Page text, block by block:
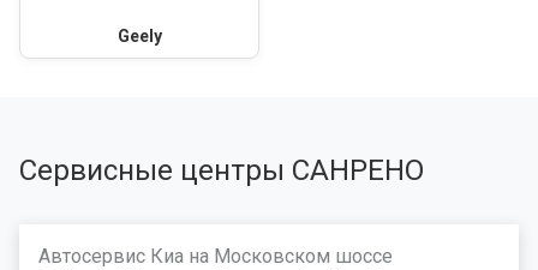
Geely
Сервисные центры САНРЕНО
Автосервис Киа на Московском шоссе